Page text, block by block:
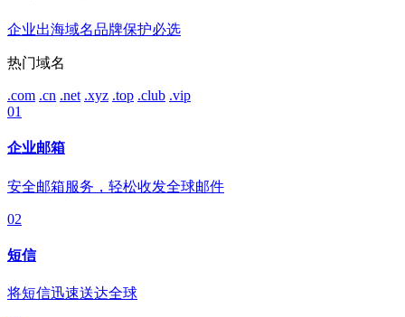
企业出海域名品牌保护必选
热门域名
.com .cn .net .xyz .top .club .vip
01
企业邮箱
安全邮箱服务，轻松收发全球邮件
02
短信
将短信迅速送达全球